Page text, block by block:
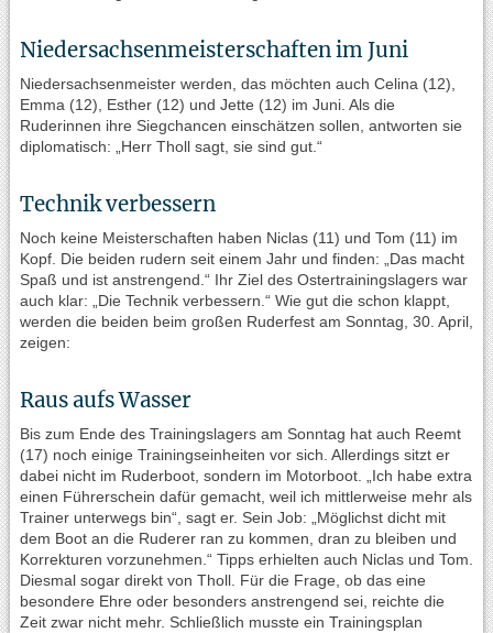
Niedersachsenmeisterschaften im Juni
Niedersachsenmeister werden, das möchten auch Celina (12),
Emma (12), Esther (12) und Jette (12) im Juni. Als die
Ruderinnen ihre Siegchancen einschätzen sollen, antworten sie
diplomatisch: „Herr Tholl sagt, sie sind gut.“
Technik verbessern
Noch keine Meisterschaften haben Niclas (11) und Tom (11) im
Kopf. Die beiden rudern seit einem Jahr und finden: „Das macht
Spaß und ist anstrengend.“ Ihr Ziel des Ostertrainingslagers war
auch klar: „Die Technik verbessern.“ Wie gut die schon klappt,
werden die beiden beim großen Ruderfest am Sonntag, 30. April,
zeigen:
Raus aufs Wasser
Bis zum Ende des Trainingslagers am Sonntag hat auch Reemt
(17) noch einige Trainingseinheiten vor sich. Allerdings sitzt er
dabei nicht im Ruderboot, sondern im Motorboot. „Ich habe extra
einen Führerschein dafür gemacht, weil ich mittlerweise mehr als
Trainer unterwegs bin“, sagt er. Sein Job: „Möglichst dicht mit
dem Boot an die Ruderer ran zu kommen, dran zu bleiben und
Korrekturen vorzunehmen.“ Tipps erhielten auch Niclas und Tom.
Diesmal sogar direkt von Tholl. Für die Frage, ob das eine
besondere Ehre oder besonders anstrengend sei, reichte die
Zeit zwar nicht mehr. Schließlich musste ein Trainingsplan